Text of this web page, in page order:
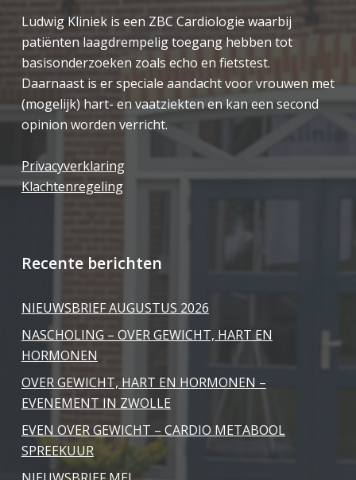
Ludwig Kliniek is een ZBC Cardiologie waarbij
patiënten laagdrempelig toegang hebben tot
basisonderzoeken zoals echo en fietstest.
Daarnaast is er speciale aandacht voor vrouwen met
(mogelijk) hart- en vaatziekten en kan een second
opinion worden verricht.
Privacyverklaring
Klachtenregeling
Recente berichten
NIEUWSBRIEF AUGUSTUS 2026
NASCHOLING – OVER GEWICHT, HART EN
HORMONEN
OVER GEWICHT, HART EN HORMONEN –
EVENEMENT IN ZWOLLE
EVEN OVER GEWICHT – CARDIO METABOOL
SPREEKUUR